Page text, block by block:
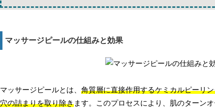
マッサージピールの仕組みと効果
マッサージピールとは、 角質層に直接作用するケミカルピーリ
穴の詰まりを取り除きます。このプロセスにより、肌のターンオ